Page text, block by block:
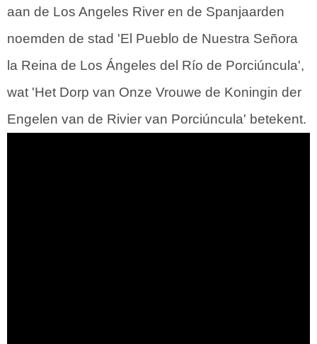
aan de Los Angeles River en de Spanjaarden
noemden de stad 'El Pueblo de Nuestra Señora
la Reina de Los Ángeles del Río de Porciúncula',
wat 'Het Dorp van Onze Vrouwe de Koningin der
Engelen van de Rivier van Porciúncula' betekent.